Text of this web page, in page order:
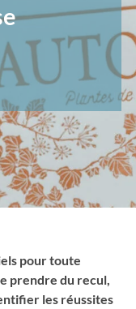
pour toute
prendre du recul,
les réussites